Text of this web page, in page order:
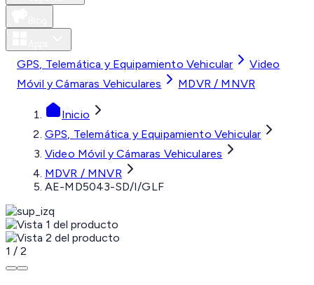
GPS, Telemática y Equipamiento Vehicular
Video
Móvil y Cámaras Vehiculares
MDVR / MNVR
Inicio
GPS, Telemática y Equipamiento Vehicular
Video Móvil y Cámaras Vehiculares
MDVR / MNVR
AE-MD5043-SD/I/GLF
1 / 2